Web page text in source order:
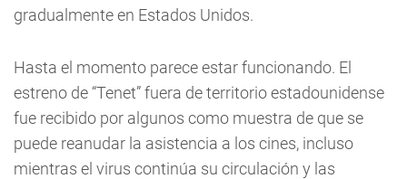
gradualmente en Estados Unidos.
Hasta el momento parece estar funcionando. El
estreno de “Tenet” fuera de territorio estadounidense
fue recibido por algunos como muestra de que se
puede reanudar la asistencia a los cines, incluso
mientras el virus continúa su circulación y las